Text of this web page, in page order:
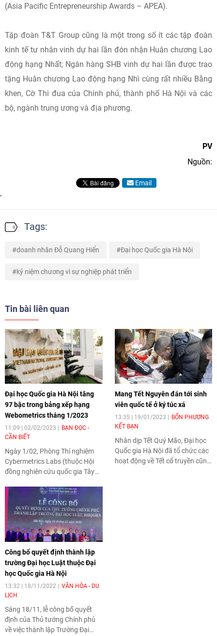
(Asia Pacific Entrepreneurship Awards – APEA).
Tập đoàn T&T Group cũng là một trong số ít các tập đoàn
kinh tế tư nhân vinh dự hai lần đón nhận Huân chương Lao
động hạng Nhất; Ngân hàng SHB vinh dự hai lần được trao
tặng Huân chương Lao động hạng Nhì cùng rất nhiều Bằng
khen, Cờ Thi đua của Chính phủ, thành phố Hà Nội và các
bộ, ngành trung ương và địa phương.
PV
Nguồn:
Email
Tags:
doanh nhân Đỗ Quang Hiển Đại học Quốc gia Hà Nội
kỷ niệm chương vì sự nghiệp phát triển
Tin bài liên quan
Đại học Quốc gia Hà Nội tăng
97 bậc trong bảng xếp hạng
Webometrics tháng 1/2023
11:09 | 02/02/2023
BẠN ĐỌC -
CẦN BIẾT
Ngày 1/02, Phòng Thí nghiệm
Cybermetrics Labs (thuộc Hội
đồng nghiên cứu quốc gia Tây
hạng lần thứ nhất năm 2023,
theo đó Đại học Quốc gia Hà Nội
(ĐHQGHN) tăng 97 bậc so với
kết quả công bố hồi tháng
8/2022, từ 758 lên 661 thế giới,
tiếp tục duy trì vị trí số 1 Việt
Nam.
Mang Tết Nguyên đán tới sinh
viên quốc tế ở ký túc xá
13:35 | 19/01/2023
BỐN PHƯƠNG
KẾT BẠN
Nhân dịp Tết Quý Mão, Đại học
Quốc gia Hà Nội đã tổ chức các
hoạt động về Tết cổ truyền cũng
Công bố quyết định thành lập
trường Đại học Luật thuộc Đại
học Quốc gia Hà Nội
13:32 | 18/11/2022
VĂN HÓA - DU
LỊCH
Sáng 18/11, lễ công bố quyết
định của Thủ tướng Chính phủ
về việc thành lập Trường Đại